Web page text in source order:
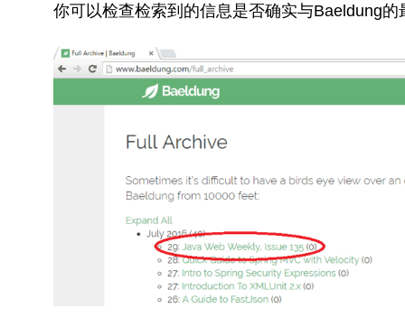
你可以检查检索到的信息是否确实与Baeldung的